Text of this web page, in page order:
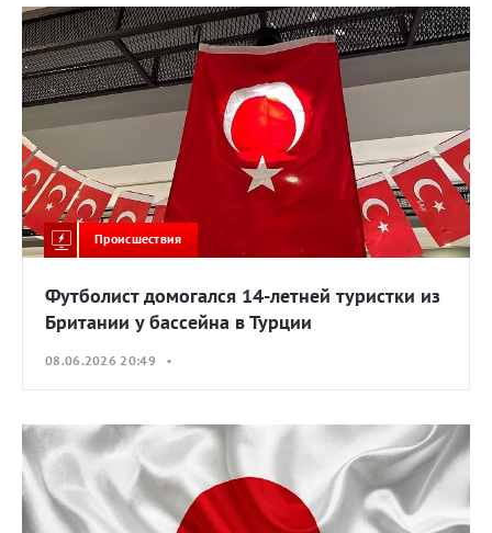
Происшествия
Футболист домогался 14-летней туристки из
Британии у бассейна в Турции
08.06.2026 20:49 •